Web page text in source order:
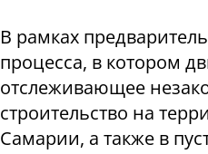
В рамках
процесса, в котором
отслеживающее
строительство на
Самарии, а также в